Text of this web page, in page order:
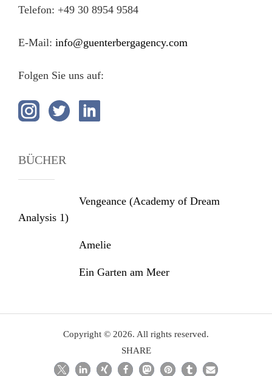
Telefon: +49 30 8954 9584
E-Mail: info@guenterbergagency.com
Folgen Sie uns auf:
BÜCHER
Vengeance (Academy of Dream
Analysis 1)
Amelie
Ein Garten am Meer
Copyright © 2026. All rights reserved.
SHARE